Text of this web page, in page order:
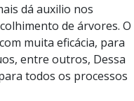
dá auxilio nos
de árvores. O
muita eficácia, para
entre outros, Dessa
todos os processos